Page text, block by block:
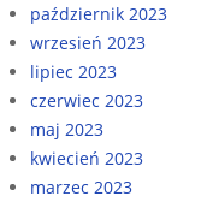
październik 2023
wrzesień 2023
lipiec 2023
czerwiec 2023
maj 2023
kwiecień 2023
marzec 2023